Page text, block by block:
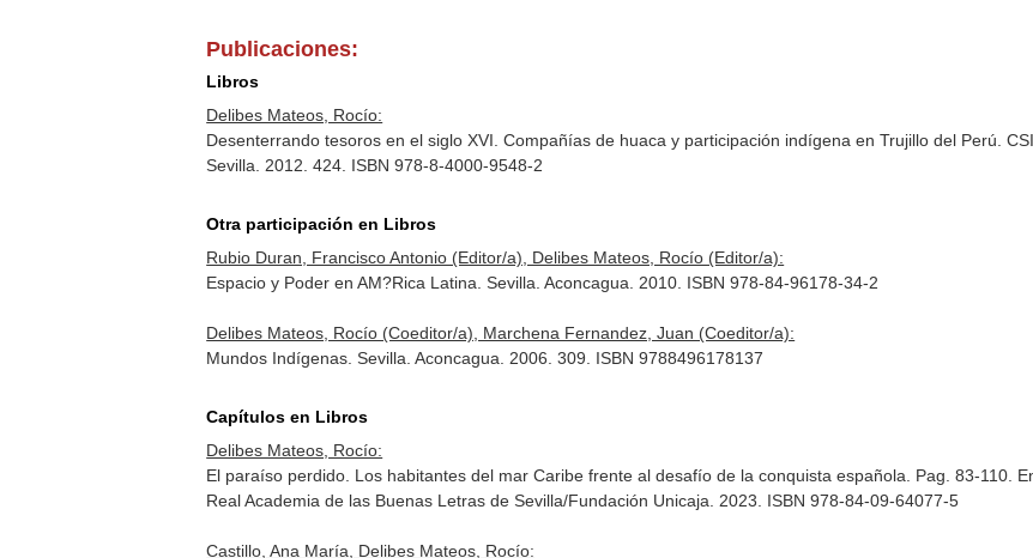
Publicaciones:
Libros
Delibes Mateos, Rocío:
Desenterrando tesoros en el siglo XVI. Compañías de huaca y participación indígena en Trujillo del Perú.
Sevilla. 2012. 424. ISBN 978-8-4000-9548-2
Otra participación en Libros
Rubio Duran, Francisco Antonio (Editor/a), Delibes Mateos, Rocío (Editor/a):
Espacio y Poder en AM?Rica Latina. Sevilla. Aconcagua. 2010. ISBN 978-84-96178-34-2
Delibes Mateos, Rocío (Coeditor/a), Marchena Fernandez, Juan (Coeditor/a):
Mundos Indígenas. Sevilla. Aconcagua. 2006. 309. ISBN 9788496178137
Capítulos en Libros
Delibes Mateos, Rocío:
El paraíso perdido. Los habitantes del mar Caribe frente al desafío de la conquista española. Pag. 83-110.
Real Academia de las Buenas Letras de Sevilla/Fundación Unicaja. 2023. ISBN 978-84-09-64077-5
Castillo, Ana María, Delibes Mateos, Rocío: